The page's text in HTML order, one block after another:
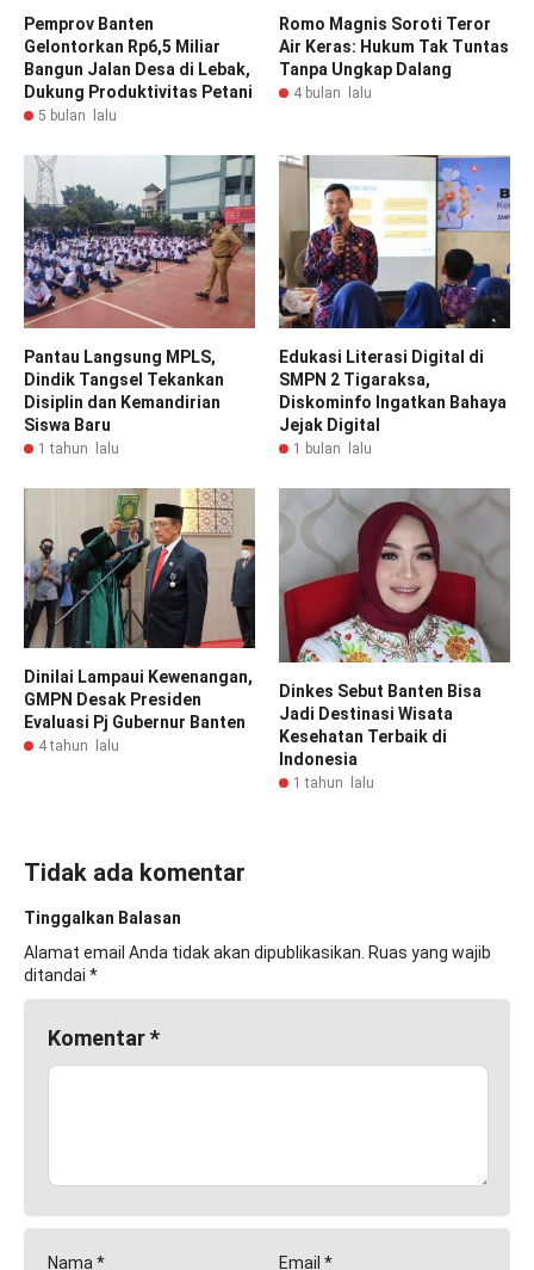
Pemprov Banten
Gelontorkan Rp6,5 Miliar
Bangun Jalan Desa di Lebak,
Dukung Produktivitas Petani
5 bulan lalu
Romo Magnis Soroti Teror
Air Keras: Hukum Tak Tuntas
Tanpa Ungkap Dalang
4 bulan lalu
Pantau Langsung MPLS,
Dindik Tangsel Tekankan
Disiplin dan Kemandirian
Siswa Baru
1 tahun lalu
Edukasi Literasi Digital di
SMPN 2 Tigaraksa,
Diskominfo Ingatkan Bahaya
Jejak Digital
1 bulan lalu
Dinilai Lampaui Kewenangan,
GMPN Desak Presiden
Evaluasi Pj Gubernur Banten
4 tahun lalu
Dinkes Sebut Banten Bisa
Jadi Destinasi Wisata
Kesehatan Terbaik di
Indonesia
1 tahun lalu
Tidak ada komentar
Tinggalkan Balasan
Alamat email Anda tidak akan dipublikasikan. Ruas yang wajib
ditandai *
Komentar*
Nama * Email *